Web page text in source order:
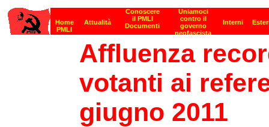
Affluenza
votanti ai
giugno 2011